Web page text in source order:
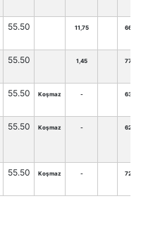
55.50 11,75 66
55.50 1,45 77
55.50 Koşmaz - 63
55.50 Koşmaz - 62
55.50 Koşmaz - 72